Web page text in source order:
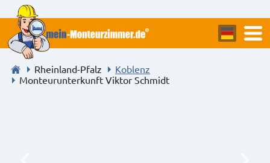
Rheinland-Pfalz
Koblenz
Monteurunterkunft Viktor Schmidt